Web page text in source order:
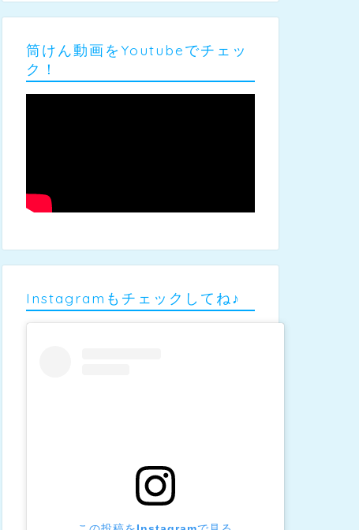
筒けん動画をYoutubeでチェッ
ク！
Instagramもチェックしてね♪